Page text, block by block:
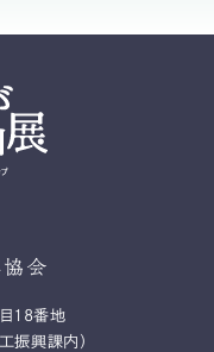
会
18番地
振興課内）